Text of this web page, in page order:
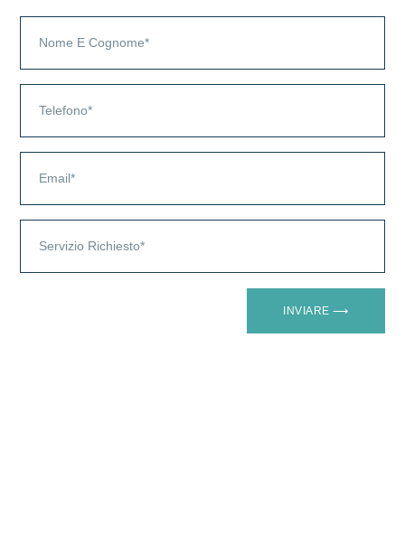
INVIARE ⟶